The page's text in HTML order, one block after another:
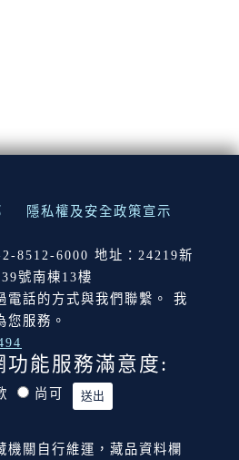
隱私權及安全政策宣示
8512-6000 地址：24219新
號南棟13樓
電話的方式與我們聯繫。 我
您服務。
功能服務滿意度:
尚可
機關自行維運，藏品資料欄